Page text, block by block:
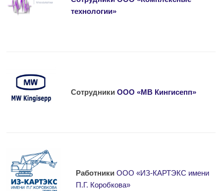
технологии»
СотрудникиООО «МВ Кингисепп»
РаботникиООО «ИЗ-КАРТЭКС имени
П.Г. Коробкова»